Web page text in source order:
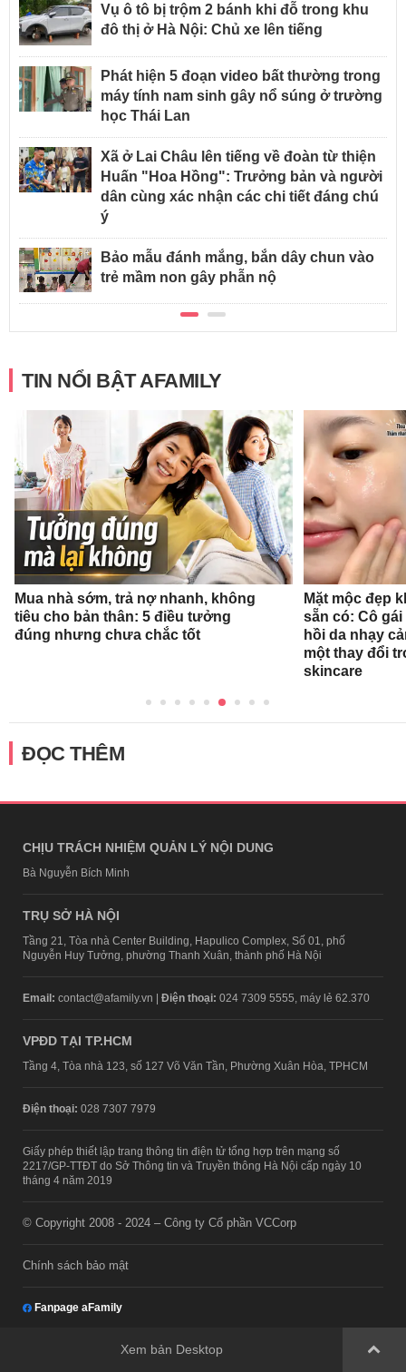
Vụ ô tô bị trộm 2 bánh khi đỗ trong khu
đô thị ở Hà Nội: Chủ xe lên tiếng
Phát hiện 5 đoạn video bất thường trong
máy tính nam sinh gây nổ súng ở trường
học Thái Lan
Xã ở Lai Châu lên tiếng về đoàn từ thiện
Huấn "Hoa Hồng": Trưởng bản và người
dân cùng xác nhận các chi tiết đáng chú
ý
Bảo mẫu đánh mắng, bắn dây chun vào
trẻ mầm non gây phẫn nộ
TIN NỔI BẬT AFAMILY
Mua nhà sớm, trả nợ nhanh, không
tiêu cho bản thân: 5 điều tưởng
đúng nhưng chưa chắc tốt
Mặt mộc đẹp
sẵn có: Cô
hồi da nhạy
một thay đổi
skincare
ĐỌC THÊM
CHỊU TRÁCH NHIỆM QUẢN LÝ NỘI DUNG
Bà Nguyễn Bích Minh
TRỤ SỞ HÀ NỘI
Tầng 21, Tòa nhà Center Building, Hapulico Complex, Số 01, phố
Nguyễn Huy Tưởng, phường Thanh Xuân, thành phố Hà Nội
Email: contact@afamily.vn | Điện thoại: 024 7309 5555, máy lẻ 62.370
VPĐD TẠI TP.HCM
Tầng 4, Tòa nhà 123, số 127 Võ Văn Tần, Phường Xuân Hòa, TPHCM
Điện thoại: 028 7307 7979
Giấy phép thiết lập trang thông tin điện tử tổng hợp trên mạng số
2217/GP-TTĐT do Sở Thông tin và Truyền thông Hà Nội cấp ngày 10
tháng 4 năm 2019
© Copyright 2008 - 2024 – Công ty Cổ phần VCCorp
Chính sách bảo mật
Fanpage aFamily
Xem bản Desktop